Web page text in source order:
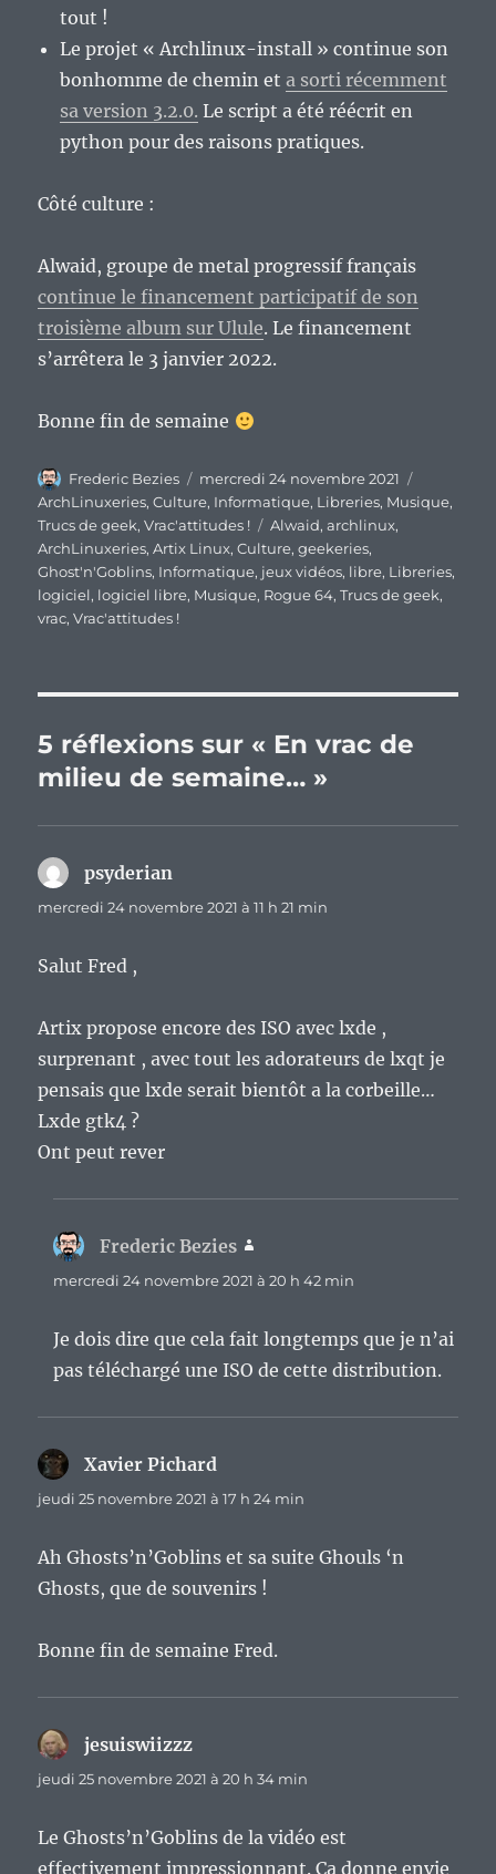
tout !
Le projet « Archlinux-install » continue son
bonhomme de chemin eta sorti récemment
sa version 3.2.0. Le script a été réécrit en
python pour des raisons pratiques.
Côté culture :
Alwaid, groupe de metal progressif français
continue le financement participatif de son
troisième album sur Ulule. Le financement
s’arrêtera le 3 janvier 2022.
Bonne fin de semaine
Auteur
Frederic Bezies
Publié
le
mercredi 24 novembre 2021
ArchLinuxeries,Culture, Informatique, Libreries, Musique,
Trucs de geek,Vrac'attitudes ! Étiquettes
Alwaid,archlinux,
ArchLinuxeries,Artix Linux,Culture,geekeries,
Ghost'n'Goblins, Informatique, jeux vidéos, libre, Libreries,
logiciel, logiciel libre, Musique, Rogue 64,Trucs de geek,
vrac,Vrac'attitudes !
5 réflexions sur « En vrac de
milieu de semaine… »
psyderian
mercredi 24 novembre 2021 à 11 h 21 min
Salut Fred ,
Artix propose encore des ISO avec lxde ,
surprenant , avec tout les adorateurs de lxqt je
pensais que lxde serait bientôt a la corbeille…
Lxde gtk4 ?
Ont peut rever
Frederic Bezies
mercredi 24 novembre 2021 à 20 h 42 min
Je dois dire que cela fait longtemps que je n’ai
pas téléchargé une ISO de cette distribution.
Xavier Pichard
jeudi 25 novembre 2021 à 17 h 24 min
Ah Ghosts’n’Goblins et sa suite Ghouls ‘n
Ghosts, que de souvenirs !
Bonne fin de semaine Fred.
jesuiswiizzz
jeudi 25 novembre 2021 à 20 h 34 min
Le Ghosts’n’Goblins de la vidéo est
effectivement impressionnant. Ça donne envie